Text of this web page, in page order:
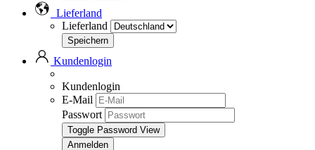
Lieferland
Lieferland
Kundenlogin
Kundenlogin
E-Mail
Passwort
Toggle Password View